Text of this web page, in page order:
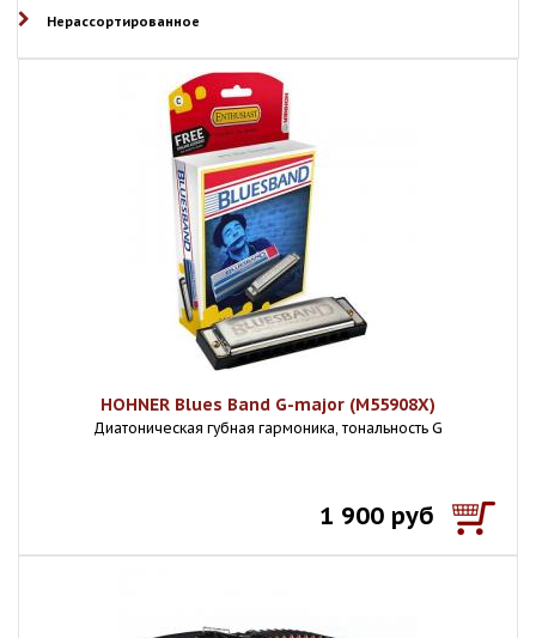
Нерассортированное
HOHNER Blues Band G-major (M55908X)
Диатоническая губная гармоника, тональность G
1 900 руб